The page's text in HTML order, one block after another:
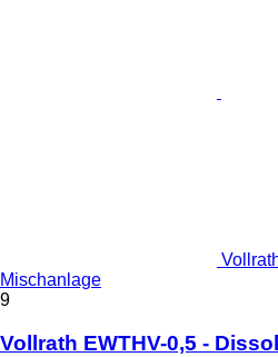
Mischanlage
9
Vollrath EWTHV-0,5 -